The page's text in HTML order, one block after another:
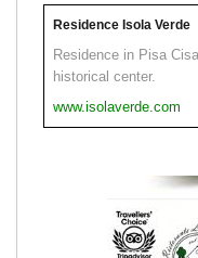
Residence Isola Verde
Residence in Pisa
historical center.
www.isolaverde.com